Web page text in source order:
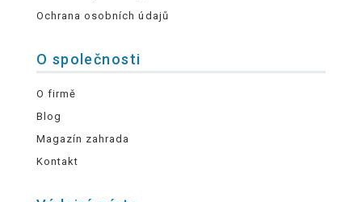
Ochrana osobních údajů
O společnosti
O firmě
Blog
Magazín zahrada
Kontakt